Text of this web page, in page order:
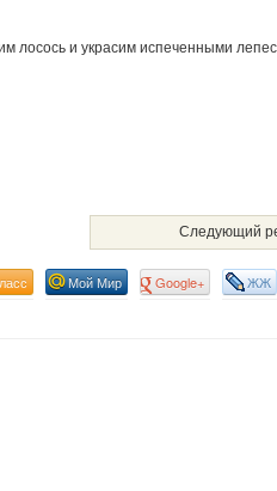
лосось и украсим испеченными
Следующий
Мой Мир Google+ ЖЖ